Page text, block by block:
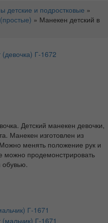
детские и подростковые »
» Манекен детский в
Детский манекен девочки,
Манекен изготовлен из
менять положение рук и
можно продемонстрировать
обувью.
Г-1671